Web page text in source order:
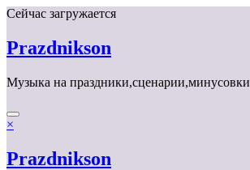
Перейти
содержимому
Сейчас загружается
Prazdnikson
Музыка на праздники,сценарии,минусовки
×
Prazdnikson